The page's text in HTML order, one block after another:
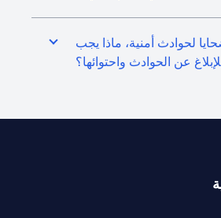
لحوادث أمنية، ماذا يجب
عن الحوادث واحتوائها؟